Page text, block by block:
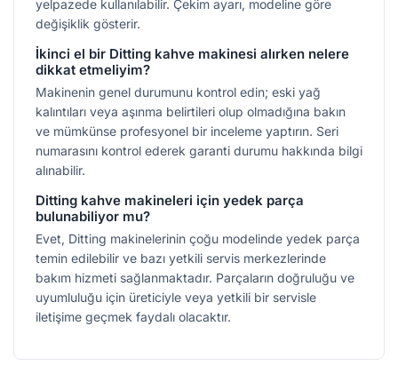
yelpazede kullanılabilir. Çekim ayarı, modeline göre
değişiklik gösterir.
İkinci el bir Ditting kahve makinesi alırken nelere
dikkat etmeliyim?
Makinenin genel durumunu kontrol edin; eski yağ
kalıntıları veya aşınma belirtileri olup olmadığına bakın
ve mümkünse profesyonel bir inceleme yaptırın. Seri
numarasını kontrol ederek garanti durumu hakkında bilgi
alınabilir.
Ditting kahve makineleri için yedek parça
bulunabiliyor mu?
Evet, Ditting makinelerinin çoğu modelinde yedek parça
temin edilebilir ve bazı yetkili servis merkezlerinde
bakım hizmeti sağlanmaktadır. Parçaların doğruluğu ve
uyumluluğu için üreticiyle veya yetkili bir servisle
iletişime geçmek faydalı olacaktır.